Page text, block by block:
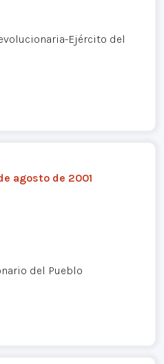
Ejército del
agosto de 2001
del Pueblo